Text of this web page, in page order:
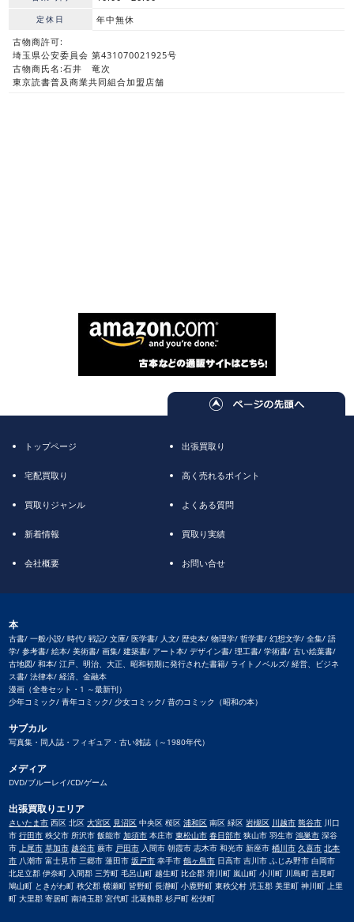
定休日
年中無休
古物商許可:
埼玉県公安委員会 第431070021925号
古物商氏名:石井 竜次
東京読書普及商業共同組合加盟店舗
トップページ 出張買取り
宅配買取り 高く売れるポイント
買取りジャンル よくある質問
新着情報 買取り実績
会社概要 お問い合せ
本
古書/ 一般小説/ 時代/ 戦記/ 文庫/ 医学書/ 人文/ 歴史本/ 物理学/ 哲学書/ 幻想文学/ 全集/ 語
学/ 参考書/ 絵本/ 美術書/ 画集/ 建築書/ アート本/ デザイン書/ 理工書/ 学術書/ 古い絵葉書/
古地図/ 和本/ 江戸、明治、大正、昭和初期に発行された書籍/ ライトノベルズ/ 経営、ビジネ
ス書/ 法律本/ 経済、金融本
漫画（全巻セット・1 ～最新刊）
少年コミック/ 青年コミック/ 少女コミック/ 昔のコミック（昭和の本）
サブカル
写真集・同人誌・フィギュア・古い雑誌（～1980年代）
メディア
DVD/ブルーレイ/CD/ゲーム
出張買取りエリア
さいたま市 西区 北区大宮区 見沼区 中央区 桜区浦和区 南区 緑区岩槻区 川越市 熊谷市 川口
市行田市 秩父市 所沢市 飯能市加須市 本庄市東松山市 春日部市 狭山市 羽生市鴻巣市 深谷
市上尾市 草加市 越谷市 蕨市 戸田市 入間市 朝霞市 志木市 和光市 新座市桶川市 久喜市 北本
市 八潮市 富士見市 三郷市 蓮田市坂戸市 幸手市鶴ヶ島市 日高市 吉川市 ふじみ野市 白岡市
北足立郡 伊奈町 入間郡 三芳町 毛呂山町 越生町 比企郡 滑川町 嵐山町 小川町 川島町 吉見町
鳩山町 ときがわ町 秩父郡 横瀬町 皆野町 長瀞町 小鹿野町 東秩父村 児玉郡 美里町 神川町 上里
町 大里郡 寄居町 南埼玉郡 宮代町 北葛飾郡 杉戸町 松伏町